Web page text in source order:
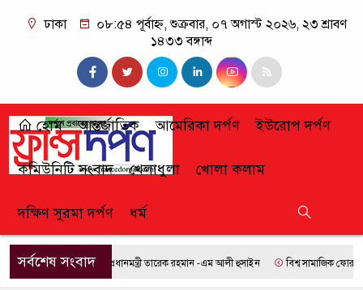
ঢাকা
০৮:৫৪ পূর্বাহ্ন, শুক্রবার, ০৭ অগাস্ট ২০২৬, ২৩ শ্রাবণ
১৪৩৩ বঙ্গাব্দ
হোম আন্তর্জাতিক আমেরিকা দর্পণ ইউরোপ দর্পণ
কমিউনিটি সংবাদ খেলাধুলা খোলা কলাম
দক্ষিণ সুরমা দর্পণ ধর্ম
সর্বশেষ সংবাদপ্রধানমন্ত্রী তারেক রহমান -এম আলী হুসাইন বিশ্ব সামাজিক ফোরামে